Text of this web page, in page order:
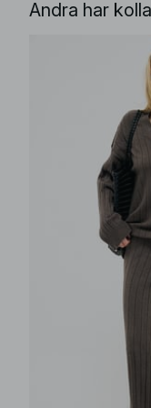
Andra har